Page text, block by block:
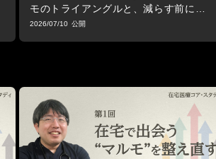
モのトライアングルと、減らす前に立ち
止まる視点
2026/07/10